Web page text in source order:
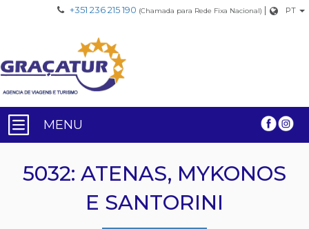
+351 236 215 190 (Chamada para Rede Fixa Nacional) | PT
MENU
5032: ATENAS, MYKONOS
E SANTORINI